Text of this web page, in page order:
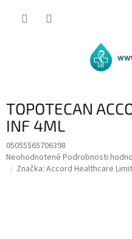
TOPOTECAN
INF 4ML
05055565706398
Priemerné
hodnotenie
Neohodnotené Podrobnosti
Značka: Accord Healthcare